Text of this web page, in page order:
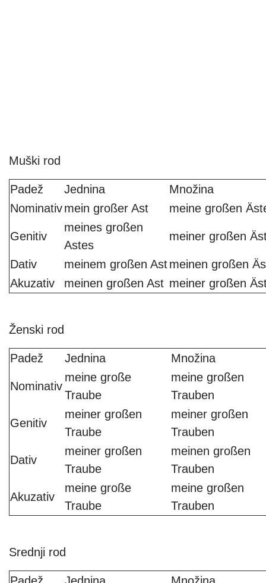
Muški rod
Padež Jednina
Množina
Nominativmein großer Ast meine großen
Genitiv
meines großen
Astes
meiner großen
Dativ meinem großen Astmeinen großen
Akuzativ
meinen großen Ast meiner großen
Ženski rod
Padež Jednina Množina
Nominativ
meine große
Traube
meine großen
Trauben
Genitiv
meiner großen
Traube
meiner großen
Trauben
Dativ
meiner großen
Traube
meinen großen
Trauben
Akuzativ
meine große
Traube
meine großen
Trauben
Srednji rod